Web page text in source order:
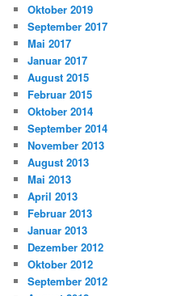
Oktober 2019
September 2017
Mai 2017
Januar 2017
August 2015
Februar 2015
Oktober 2014
September 2014
November 2013
August 2013
Mai 2013
April 2013
Februar 2013
Januar 2013
Dezember 2012
Oktober 2012
September 2012